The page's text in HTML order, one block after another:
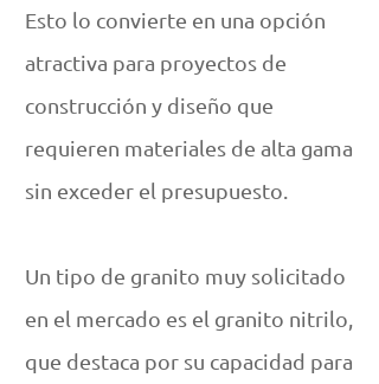
Esto lo convierte en una opción
atractiva para proyectos de
construcción y diseño que
requieren materiales de alta gama
sin exceder el presupuesto.
Un tipo de granito muy solicitado
en el mercado es el granito nitrilo,
que destaca por su capacidad para